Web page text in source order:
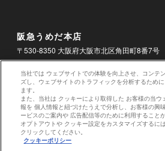
阪急うめだ本店
〒530-8350 大阪府大阪市北区角田町8番7号
電話06-6361-1381
お問合せ
当社では ウェブサイトでの体験を向上させ、コンテ
ズし、ウェブサイトのトラフィックを分析するため
ます。
また、当社は クッキーにより取得した お客様の当
報を 個人情報と紐づけたうえで分析し、お客様の興
ービスのご案内や 広告配信等のために利用することが
オプトアウトや クッキー設定をカスタマイズするに
クリックしてください。
クッキーポリシー